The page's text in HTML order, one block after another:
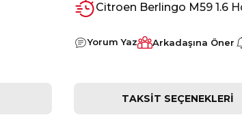
Citroen Berlingo M59 1.6
Yorum Yaz Arkadaşına Öner
TAKSIT SEÇENEKLERI